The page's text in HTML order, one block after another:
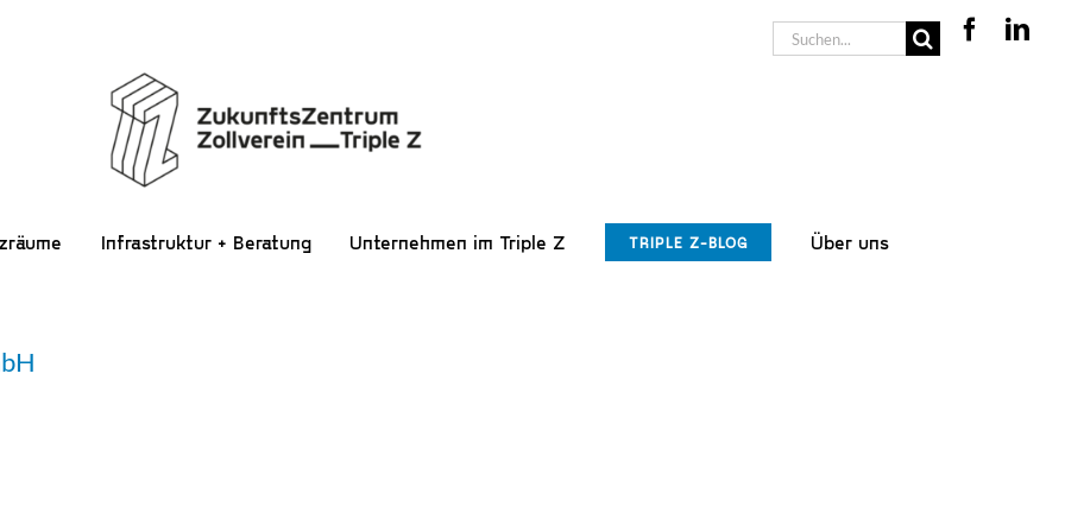
Suche
Infrastruktur + Beratung Unternehmen im Triple Z TRIPLE Z-BLOG Über uns